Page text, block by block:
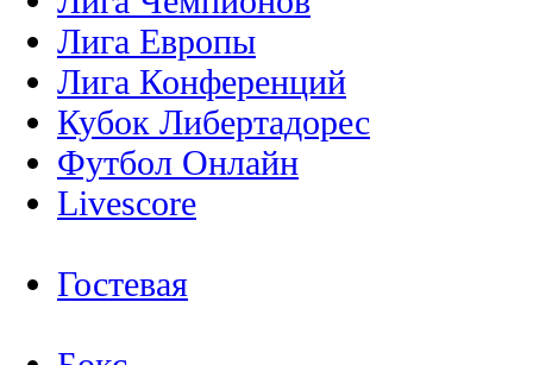
Лига Европы
Лига Конференций
Кубок Либертадорес
Футбол Онлайн
Livescore
Гостевая